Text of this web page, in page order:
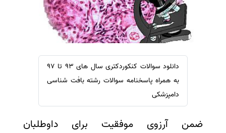
ترجمه عربی به فارسی
مشاهده همه زبان ها
سفارش ویرایش
سفارش پارافریز
سفارش فرمت‌بندی
سفارش کاهش کمیت
سفارش معرفی مجله
سفارش معرفی مقاله
سفارش معرفی کتاب
سفارش چکیده مبسوط
دانلود سوالات کنکوردکتری سال های 93 تا 97
به همراه پاسخنامه سوالات رشته بافت شناسی
دامپزشکی
ضمن آرزوی موفقیت برای داوطلبان